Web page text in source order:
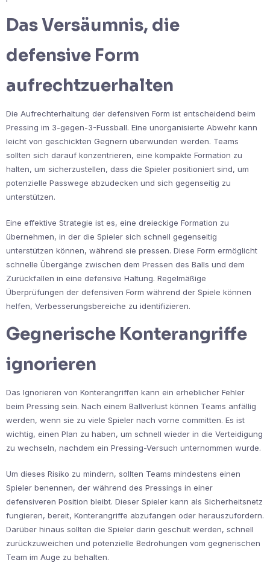
Das Versäumnis, die
defensive Form
aufrechtzuerhalten
Die Aufrechterhaltung der defensiven Form ist entscheidend beim
Pressing im 3-gegen-3-Fussball. Eine unorganisierte Abwehr kann
leicht von geschickten Gegnern überwunden werden. Teams
sollten sich darauf konzentrieren, eine kompakte Formation zu
halten, um sicherzustellen, dass die Spieler positioniert sind, um
potenzielle Passwege abzudecken und sich gegenseitig zu
unterstützen.
Eine effektive Strategie ist es, eine dreieckige Formation zu
übernehmen, in der die Spieler sich schnell gegenseitig
unterstützen können, während sie pressen. Diese Form ermöglicht
schnelle Übergänge zwischen dem Pressen des Balls und dem
Zurückfallen in eine defensive Haltung. Regelmäßige
Überprüfungen der defensiven Form während der Spiele können
helfen, Verbesserungsbereiche zu identifizieren.
Gegnerische Konterangriffe
ignorieren
Das Ignorieren von Konterangriffen kann ein erheblicher Fehler
beim Pressing sein. Nach einem Ballverlust können Teams anfällig
werden, wenn sie zu viele Spieler nach vorne committen. Es ist
wichtig, einen Plan zu haben, um schnell wieder in die Verteidigung
zu wechseln, nachdem ein Pressing-Versuch unternommen wurde.
Um dieses Risiko zu mindern, sollten Teams mindestens einen
Spieler benennen, der während des Pressings in einer
defensiveren Position bleibt. Dieser Spieler kann als Sicherheitsnetz
fungieren, bereit, Konterangriffe abzufangen oder herauszufordern.
Darüber hinaus sollten die Spieler darin geschult werden, schnell
zurückzuweichen und potenzielle Bedrohungen vom gegnerischen
Team im Auge zu behalten.